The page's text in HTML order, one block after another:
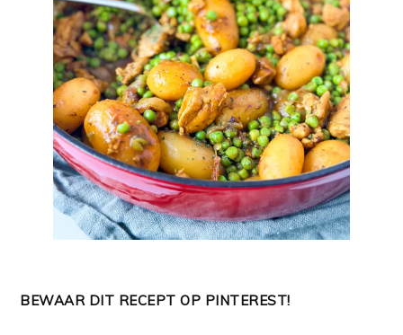
BEWAAR DIT RECEPT OP PINTEREST!